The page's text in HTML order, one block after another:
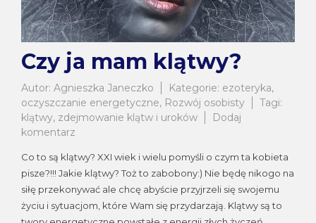
Czy ja mam klątwy?
Autor: Agnieszka Janeczko Kategorie: ezoteryka,
oczyszczanie energetyczne, Rozwój osobisty
Tagi:
klątwy, zdejmowanie klątw i uroków
Dodaj
komentarz
ja
mam
klątwy?
Co to są klątwy? XXI wiek i wielu pomyśli o czym ta kobieta
pisze?!!! Jakie klątwy? Toż to zabobony:) Nie będę nikogo na
siłę przekonywać ale chcę abyście przyjrzeli się swojemu
życiu i sytuacjom, które Wam się przydarzają. Klątwy są to